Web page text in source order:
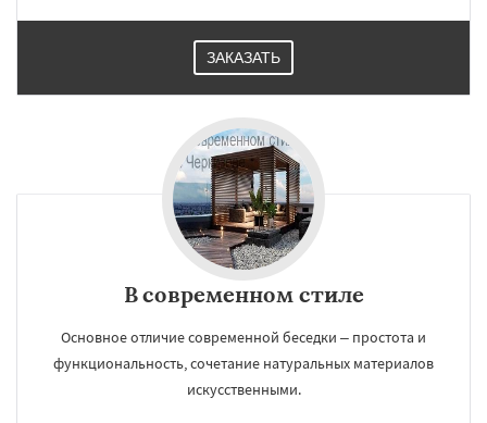
ЗАКАЗАТЬ
В современном стиле
Основное отличие современной беседки – простота и
функциональность, сочетание натуральных материалов
искусственными.